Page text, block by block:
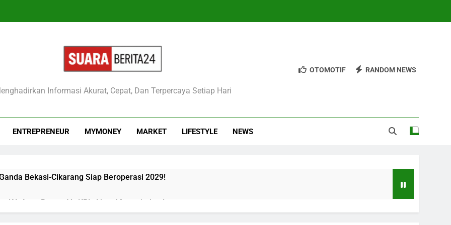
Informasi Akurat, Cepat, Dan Terpercaya Setiap Hari
OTOMOTIF RANDOM NEWS
ENTREPRENEUR MYMONEY MARKET LIFESTYLE NEWS
Bekasi-Cikarang Siap Beroperasi 2029!
KA Argo Bromo Vs KRL Akan Mengejutkan!